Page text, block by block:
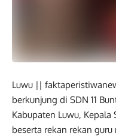
Luwu ||
berkunjung di SDN 11
Kabupaten Luwu, Kepala
beserta rekan rekan